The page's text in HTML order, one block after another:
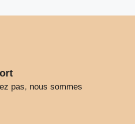
pas, nous sommes